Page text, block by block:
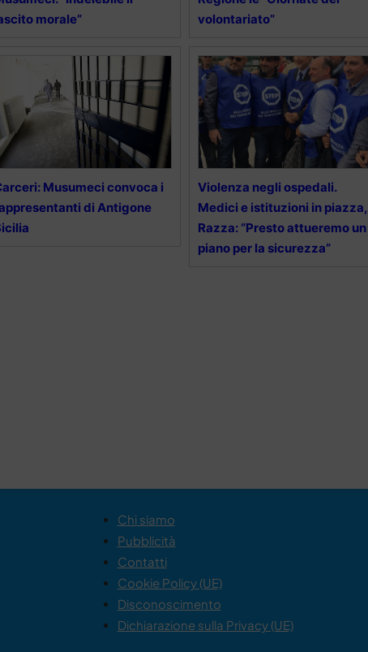
morale”
volontariato”
Musumeci convoca i
di Antigone
Violenza negli ospedali.
Medici e istituzioni in piazza,
Razza: “Presto attueremo un
piano per la sicurezza”
Chi siamo
Pubblicità
Contatti
Cookie Policy (UE)
Disconoscimento
Dichiarazione sulla Privacy (UE)